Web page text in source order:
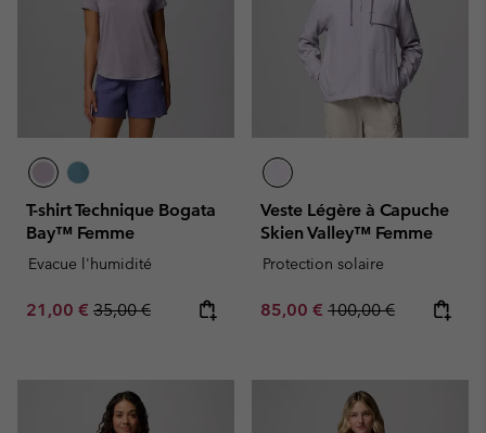
T-shirt Technique Bogata
Bay™ Femme
Evacue l'humidité
Sale price:
21,00 € Regular price:
35,00 €
Veste Légère à Capuche
Skien Valley™ Femme
Protection solaire
Sale price:
85,00 € Regular price:
100,00 €